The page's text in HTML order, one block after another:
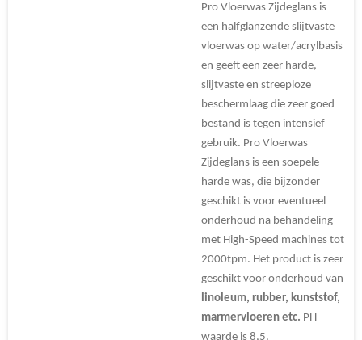
Pro Vloerwas Zijdeglans is
een halfglanzende slijtvaste
vloerwas op water/acrylbasis
en geeft een zeer harde,
slijtvaste en streeploze
beschermlaag die zeer goed
bestand is tegen intensief
gebruik. Pro Vloerwas
Zijdeglans is een soepele
harde was, die bijzonder
geschikt is voor eventueel
onderhoud na behandeling
met High-Speed machines tot
2000tpm. Het product is zeer
geschikt voor onderhoud van
linoleum, rubber, kunststof,
marmervloeren etc. PH
waarde is 8,5.